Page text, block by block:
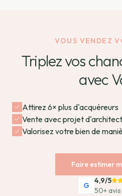
VOUS VENDEZ
Triplez vos
avec
Attirez 6× plus d'acquéreurs
Vente avec projet
Valorisez votre bien de
Faire estimer
G
4,9/5
50+